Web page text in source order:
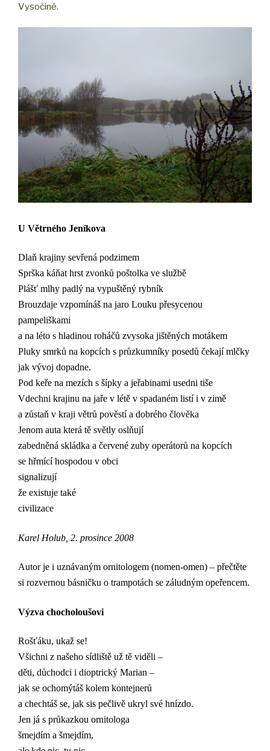
Vysočině.
U Větrného Jeníkova
Dlaň krajiny sevřená podzimem
Sprška káňat hrst zvonků poštolka ve službě
Plášť mlhy padlý na vypuštěný rybník
Brouzdaje vzpomínáš na jaro Louku přesycenou
pampeliškami
a na léto s hladinou roháčů zvysoka jištěných motákem
Pluky smrků na kopcích s průzkumníky posedů čekají mlčky
jak vývoj dopadne.
Pod keře na mezích s šípky a jeřabinami usedni tiše
Vdechni krajinu na jaře v létě v spadaném listí i v zimě
a zůstaň v kraji větrů pověstí a dobrého člověka
Jenom auta která tě světly oslňují
zabedněná skládka a červené zuby operátorů na kopcích
se hřmící hospodou v obci
signalizují
že existuje také
civilizace
Karel Holub, 2. prosince 2008
Autor je i uznávaným ornitologem (nomen-omen) – přečtěte
si rozvernou básničku o trampotách se záludným opeřencem.
Výzva chocholoušovi
Rošťáku, ukaž se!
Všichni z našeho sídliště už tě viděli –
děti, důchodci i dioptrický Marian –
jak se ochomýtáš kolem kontejnerů
a chechtáš se, jak sis pečlivě ukryl své hnízdo.
Jen já s průkazkou ornitologa
šmejdím a šmejdím,